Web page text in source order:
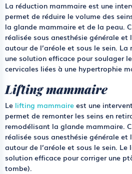
La réduction mammaire est une
permet de réduire le volume des
la glande mammaire et de la peau.
réalisée sous anesthésie générale et
autour de l’aréole et sous le sein.
une solution efficace pour soulager
cervicales liées à une hypertrophie
Lifting mammaire
Le lifting mammaire est une
permet de remonter les seins en
remodélisant la glande mammaire.
réalisée sous anesthésie générale et
autour de l’aréole et sous le sein.
solution efficace pour corriger une
tombe).